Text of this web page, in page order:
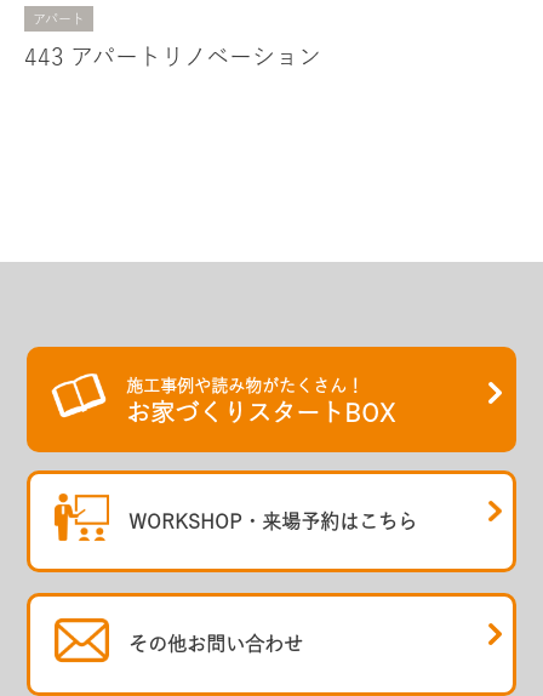
アパート
443 アパートリノベーション
施工事例や読み物がたくさん！
お家づくりスタートBOX
WORKSHOP・ 来場予約はこちら
その他お問い合わせ